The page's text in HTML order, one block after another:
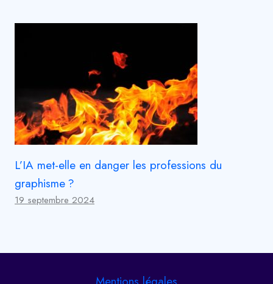
L’IA met-elle en danger les professions du
graphisme ?
19 septembre 2024